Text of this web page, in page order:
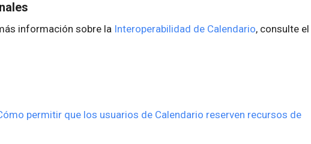
información sobre la Interoperabilidad de Calendario, consulte el
permitir que los usuarios de Calendario reserven recursos de